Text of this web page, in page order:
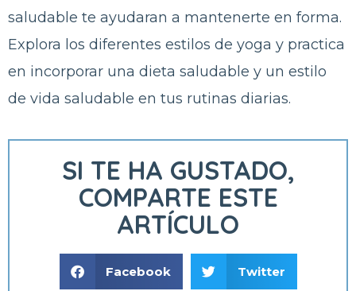
saludable te ayudaran a mantenerte en forma.
Explora los diferentes estilos de yoga y practica
en incorporar una dieta saludable y un estilo
de vida saludable en tus rutinas diarias.
SI TE HA GUSTADO,
COMPARTE ESTE
ARTÍCULO
Facebook Twitter